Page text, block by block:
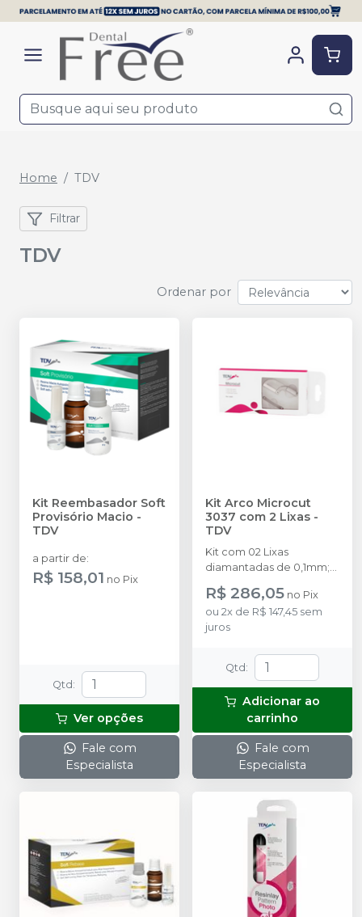
Home TDV
Filtrar
TDV
Ordenar por
Kit Reembasador Soft
Provisório Macio -
TDV
a partir de:
R$ 158,01 no Pix
Qtd :
Ver opções
Fale com
Especialista
Kit Arco Microcut
3037 com 2 Lixas -
TDV
Kit com 02 Lixas
diamantadas de 0,1mm;
01 Serra de 0,05mm.
R$ 286,05 no Pix
ou 2x de R$ 147,45 sem
juros
Qtd :
Adicionar ao
carrinho
Fale com
Especialista